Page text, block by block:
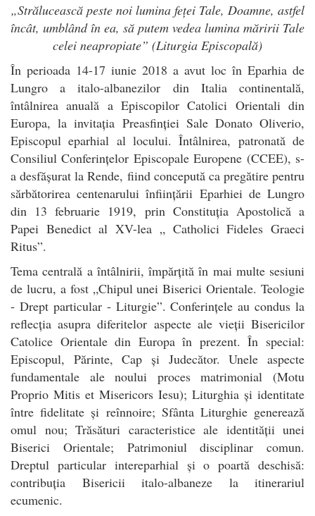
„Strălucească peste noi lumina feței Tale, Doamne, astfel
încât, umblând în ea, să putem vedea lumina măririi Tale
celei neapropiate” (Liturgia Episcopală)
În perioada 14-17 iunie 2018 a avut loc în Eparhia de
Lungro a italo-albanezilor din Italia continentală,
întâlnirea anuală a Episcopilor Catolici Orientali din
Europa, la invitația Preasfinției Sale Donato Oliverio,
Episcopul eparhial al locului. Întâlnirea, patronată de
Consiliul Conferințelor Episcopale Europene (CCEE), s-
a desfășurat la Rende, fiind concepută ca pregătire pentru
sărbătorirea centenarului înființării Eparhiei de Lungro
din 13 februarie 1919, prin Constituția Apostolică a
Papei Benedict al XV-lea „ Catholici Fideles Graeci
Ritus”.
Tema centrală a întâlnirii, împărțită în mai multe sesiuni
de lucru, a fost „Chipul unei Biserici Orientale. Teologie
- Drept particular - Liturgie”. Conferințele au condus la
reflecția asupra diferitelor aspecte ale vieții Bisericilor
Catolice Orientale din Europa în prezent. În special:
Episcopul, Părinte, Cap și Judecător. Unele aspecte
fundamentale ale noului proces matrimonial (Motu
Proprio Mitis et Misericors Iesu); Liturghia și identitate
între fidelitate și reînnoire; Sfânta Liturghie generează
omul nou; Trăsături caracteristice ale identității unei
Biserici Orientale; Patrimoniul disciplinar comun.
Dreptul particular intereparhial și o poartă deschisă:
contribuția Bisericii italo-albaneze la itinerariul
ecumenic.